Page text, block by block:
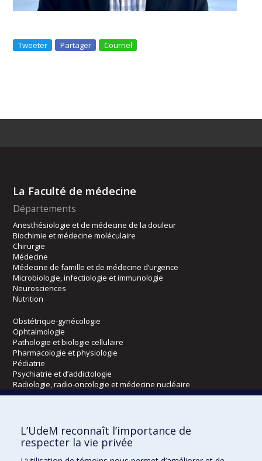
Tweeter Partager Courriel
La Faculté de médecine
Départements
Anesthésiologie et de médecine de la douleur
Biochimie et médecine moléculaire
Chirurgie
Médecine
Médecine de famille et de médecine d’urgence
Microbiologie, infectiologie et immunologie
Neurosciences
Nutrition
Obstétrique-gynécologie
Ophtalmologie
Pathologie et biologie cellulaire
Pharmacologie et physiologie
Pédiatrie
Psychiatrie et d’addictologie
Radiologie, radio-oncologie et médecine nucléaire
Écoles
Kinésiologie et des sciences de l’activité physique
Orthophonie et audiologie
L’UdeM reconnaît l’importance de
respecter la vie privée